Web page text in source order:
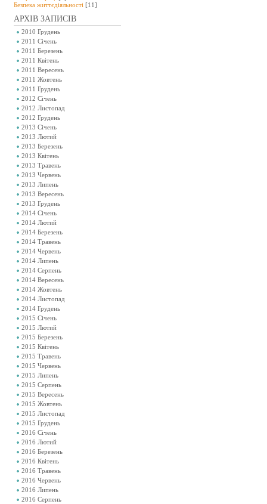
Безпeка життєдіяльності [11]
АРХІВ ЗАПИСІВ
2010 Грудень
2011 Січень
2011 Березень
2011 Квітень
2011 Вересень
2011 Жовтень
2011 Грудень
2012 Січень
2012 Листопад
2012 Грудень
2013 Січень
2013 Лютий
2013 Березень
2013 Квітень
2013 Травень
2013 Червень
2013 Липень
2013 Вересень
2013 Грудень
2014 Січень
2014 Лютий
2014 Березень
2014 Травень
2014 Червень
2014 Липень
2014 Серпень
2014 Вересень
2014 Жовтень
2014 Листопад
2014 Грудень
2015 Січень
2015 Лютий
2015 Березень
2015 Квітень
2015 Травень
2015 Червень
2015 Липень
2015 Серпень
2015 Вересень
2015 Жовтень
2015 Листопад
2015 Грудень
2016 Січень
2016 Лютий
2016 Березень
2016 Квітень
2016 Травень
2016 Червень
2016 Липень
2016 Серпень